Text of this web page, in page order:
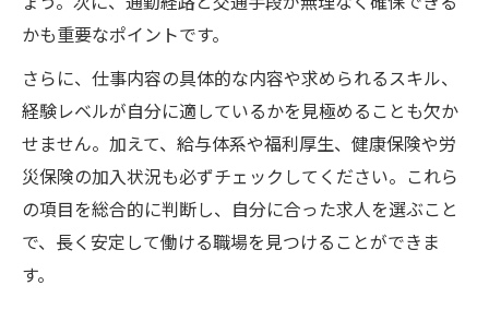
かも重要なポイントです。
さらに、仕事内容の具体的な内容や求められるスキル、
経験レベルが自分に適しているかを見極めることも欠か
せません。加えて、給与体系や福利厚生、健康保険や労
災保険の加入状況も必ずチェックしてください。これら
の項目を総合的に判断し、自分に合った求人を選ぶこと
で、長く安定して働ける職場を見つけることができま
す。